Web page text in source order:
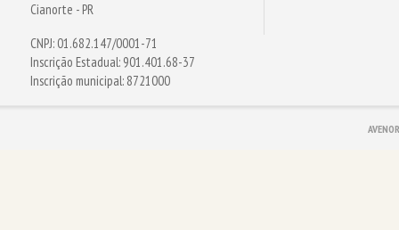
Cianorte - PR
CNPJ: 01.682.147/0001-71
Inscrição Estadual: 901.401.68-37
Inscrição municipal: 8721000